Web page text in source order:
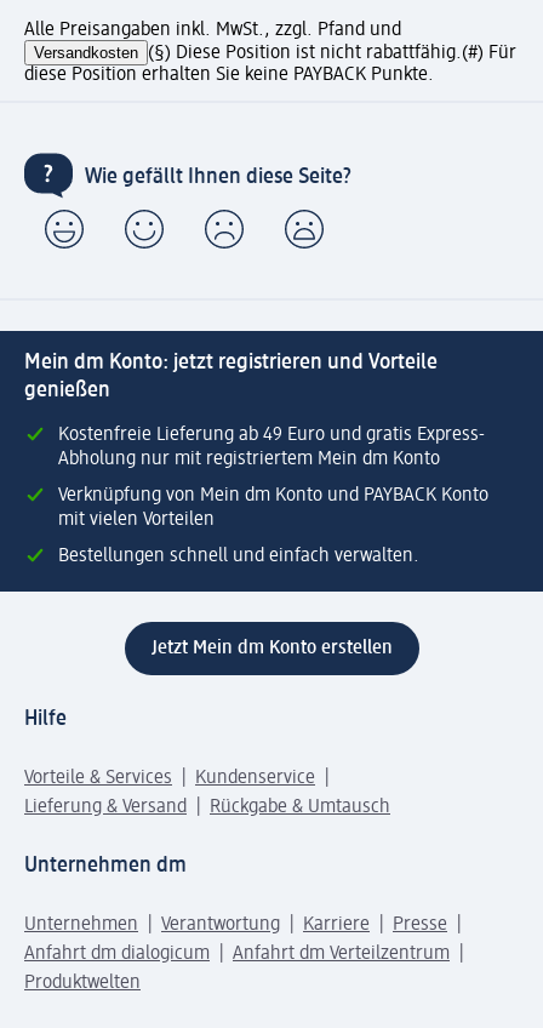
Alle Preisangaben inkl. MwSt., zzgl. Pfand und
Versandkosten (§) Diese Position ist nicht rabattfähig.(#) Für
diese Position erhalten Sie keine PAYBACK Punkte.
Wie gefällt Ihnen diese Seite?
Mein dm Konto: jetzt registrieren und Vorteile
genießen
Kostenfreie Lieferung ab 49 Euro und gratis Express-
Abholung nur mit registriertem Mein dm Konto
Verknüpfung von Mein dm Konto und PAYBACK Konto
mit vielen Vorteilen
Bestellungen schnell und einfach verwalten.
Jetzt Mein dm Konto erstellen
Hilfe
Vorteile & Services
Kundenservice
Lieferung & Versand
Rückgabe & Umtausch
Unternehmen dm
Unternehmen Verantwortung Karriere
Presse
Anfahrt dm dialogicum
Anfahrt dm Verteilzentrum
Produktwelten